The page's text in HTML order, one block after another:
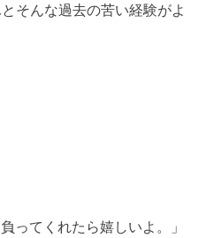
そんな過去の苦い経験がよ
ってくれたら嬉しいよ。」